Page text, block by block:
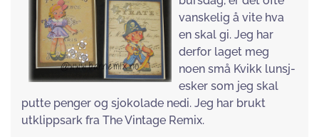
vanskelig å vite hva
en skal gi. Jeg har
derfor laget meg
noen små Kvikk lunsj-
esker som jeg skal
putte penger og sjokolade nedi. Jeg har brukt
utklippsark fra The Vintage Remix.